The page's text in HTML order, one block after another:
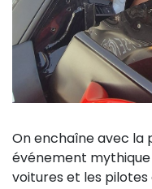
On enchaîne avec la
événement
voitures et les pilotes